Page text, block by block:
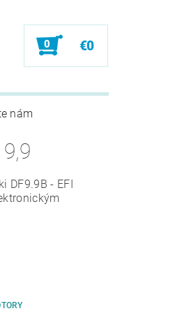
0 €0
nám
DF9.9B - EFI